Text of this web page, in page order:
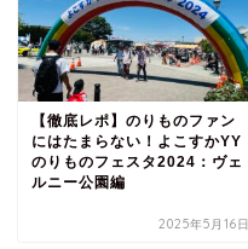
【徹底レポ】のりものファン
にはたまらない！よこすかYY
のりものフェスタ2024：ヴェ
ルニー公園編
2025年5月16日